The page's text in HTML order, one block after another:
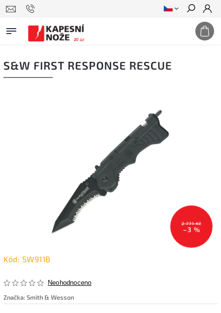
Hledat
S&W FIRST RESPONSE RESCUE
2 771 Kč
–3 %
Kód: SW911B
Neohodnoceno
Značka:Smith & Wesson